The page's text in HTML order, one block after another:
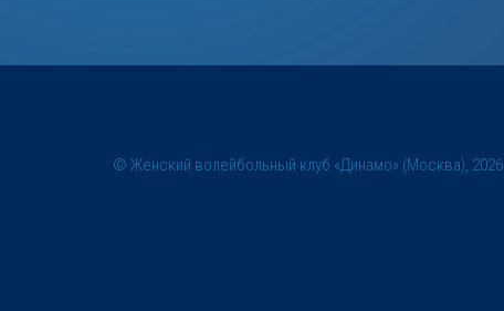
© Женский волейбольный клуб «Динамо» (Москва), 2026